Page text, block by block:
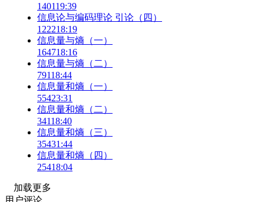
140119:39
信息论与编码理论 引论（四）
122218:19
信息量与熵（一）
164718:16
信息量与熵（二）
79118:44
信息量和熵（一）
55423:31
信息量和熵（二）
34118:40
信息量和熵（三）
35431:44
信息量和熵（四）
25418:04
加载更多
用户评论